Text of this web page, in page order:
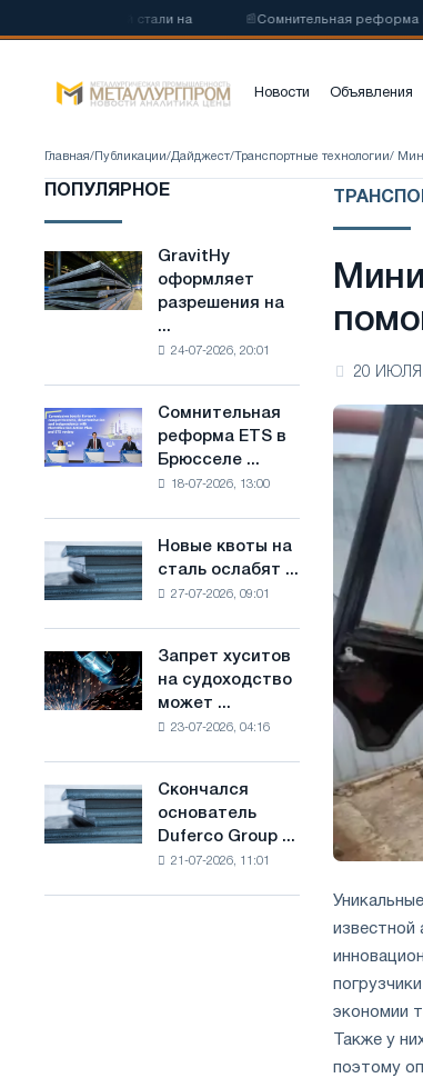
стали на Сомнительная реформа ETS в
Новости Объявления
Главная/ Публикации/Дайджест/ Транспортные технологии/
ПОПУЛЯРНОЕ
GravitHy
оформляет
разрешения
строительство
производству
низкоуглеродистой
основе
водорода
Франции
GravitHy
оформляет
разрешения на
...
24-07-2026, 20:01
Сомнительная
реформа
ETS
отраслевые
ограничения
амбициями
по
борьбе
с
Сомнительная
реформа ETS в
Брюсселе ...
18-07-2026, 13:00
Новые
квоты
на
конкуренцию
в
Новые квоты на
сталь ослабят ...
27-07-2026, 09:01
Запрет
хуситов
на
импорт
Саудовской
Запрет хуситов
на судоходство
может ...
23-07-2026, 04:16
Скончался
основатель
Duferco
Скончался
основатель
Duferco Group ...
21-07-2026, 11:01
20 ИЮЛЯ
известной
экономии
Также у
поэтому